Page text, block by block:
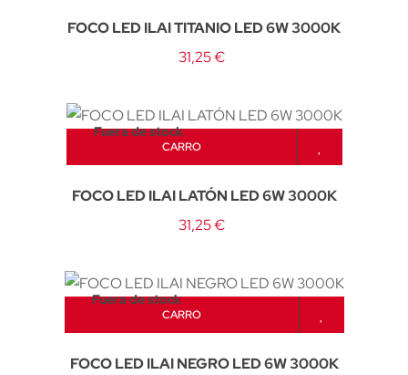
FOCO LED ILAI TITANIO LED 6W 3000K
31,25 €
Fuera de stock
CARRO
FOCO LED ILAI LATÓN LED 6W 3000K
31,25 €
Fuera de stock
CARRO
FOCO LED ILAI NEGRO LED 6W 3000K